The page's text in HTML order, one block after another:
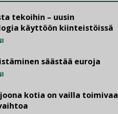
tekoihin – uusin
käyttöön kiinteistöissä
säästää euroja
kotia on vailla toimivaa